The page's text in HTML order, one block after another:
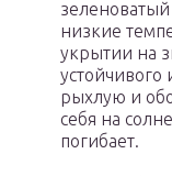
низкие
укрытии на
устойчивого
рыхлую и
себя на
погибает.